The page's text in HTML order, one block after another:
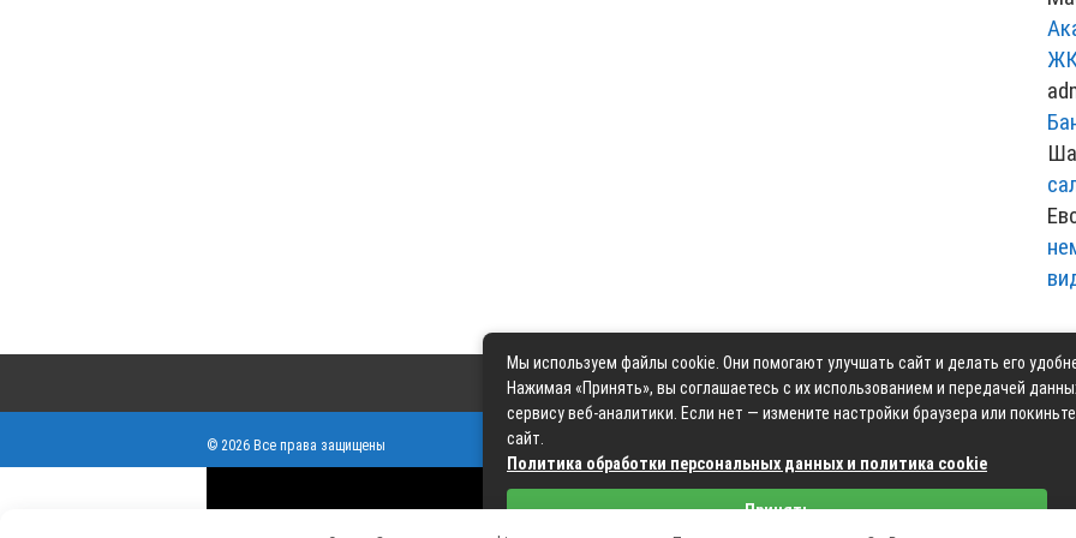
ЖК
Контакты Карта
© 2026 Все права защищены
Связаться с редакцией сайта:
Мы используем файлы cookie. Они помогают улучшать сайт и делать его
Нажимая «Принять», вы соглашаетесь с их использованием и передачей
сервису веб-аналитики. Если нет — измените настройки браузера или покиньте
сайт.
Политика обработки персональных данных и политика cookie
Принять